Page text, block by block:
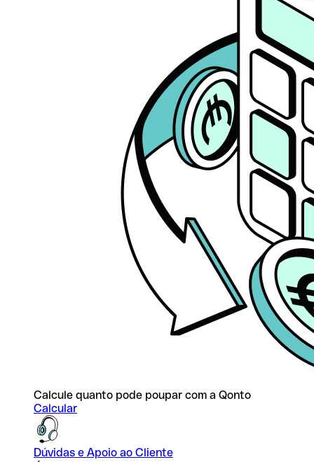
Calcule quanto pode poupar com a Qonto
Calcular
Dúvidas e Apoio ao Cliente